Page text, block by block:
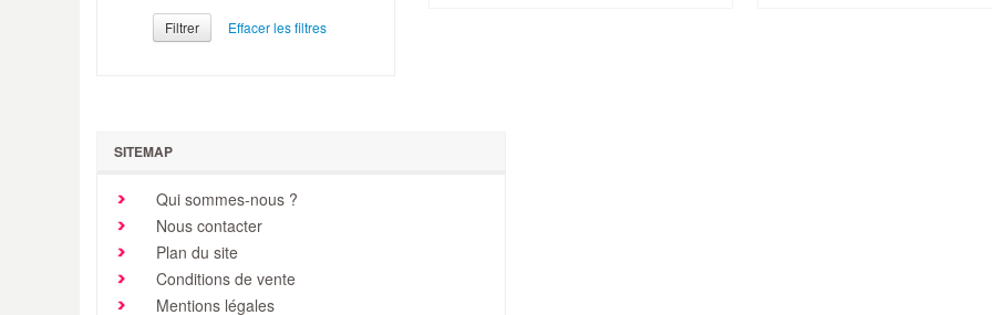
Filtrer
SITEMAP
Qui sommes-nous ?
Nous contacter
Plan du site
Conditions de vente
Mentions légales